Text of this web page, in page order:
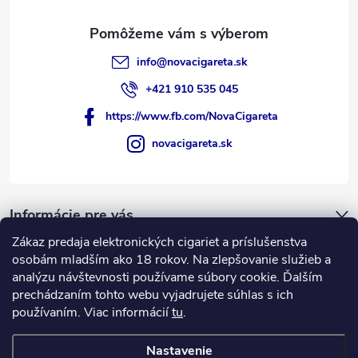
Zákaz predaja elektronických cigariet a príslušenstva
osobám mladším ako 18 rokov. Na zlepšovanie služieb a
analýzu návštevnosti používame súbory cookie. Ďalším
prechádzaním tohto webu vyjadrujete súhlas s ich
používaním. Viac informáciítu.
Nastavenie
Informácie pre vás
Nákupný košík
0 KS /€0
info@novacigareta.sk
+421 910 535 045
https://www.fb.com/NovaCigareta
novacigareta.sk
NovaCigareta.sk. Všetky práva vyhradené.